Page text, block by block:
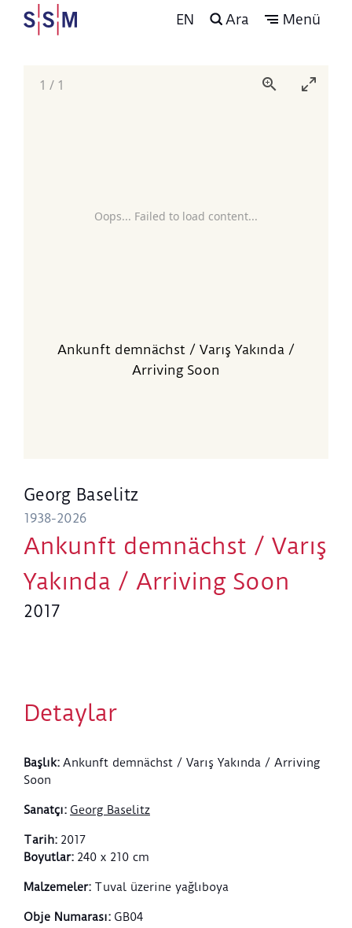
EN Ara Menü
Oops... Failed to load content...
1 / 1
Ankunft demnächst / Varış Yakında /
Arriving Soon
Georg Baselitz
1938-2026
Ankunft demnächst / Varış
Yakında / Arriving Soon
2017
Detaylar
Başlık: Ankunft demnächst / Varış Yakında / Arriving
Soon
Sanatçı: Georg Baselitz
Tarih: 2017
Boyutlar: 240 x 210 cm
Malzemeler: Tuval üzerine yağlıboya
Obje Numarası: GB04